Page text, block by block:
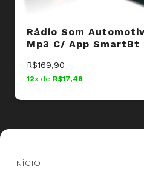
DESIGN MODERNO E
vão agregar total sua
ou qualquer outro projeto que
INFORMAÇÕES TÉCNICAS:
- Suporte para chamadas
- Equalização: Pop/Rock/
- Potência: 4x25W;
Rádio Som
Mp3 C/ App SmartBt
R$169,90
12x de R$17,48
INÍCIO